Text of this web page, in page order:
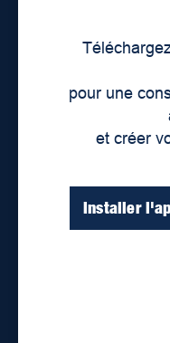
pour une
et créer
Installer
Lieux de distribution